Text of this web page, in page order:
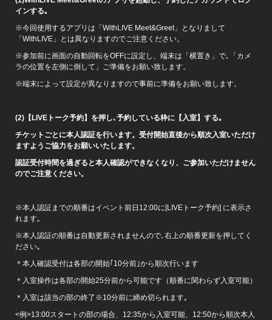
インする｡
※今回使用するアプリは「WithLIVE Meet&Greet」となりまして
「WithLIVE」とは異なりますのでご注意ください。
※参加前に画面の自動回転をOFFに設定し、端末は「横置き」で､「カメ
ラの位置を左側に倒して」ご準備をお願い致します。
※端末によって設定が異なりますので事前に準備をお願い致します。
(2) 【LIVEトーク予約】を押し､予約している枠に【入室】する｡
チケットごとに本人認証を行います。受付開始直後から順次入室いただけ
ますようご協力をお願いいたします。
認証受付時間を過ぎると本人確認ができなくなり、ご参加いただけません
のでご注意ください。
※本人認証までの順番はイベント前日12:00に[LIVEトーク予約] に表示さ
れます｡
※本人認証の順番は自動更新されませんので､右上の順番更新を押してく
ださい｡
＊本人確認受付は各部の開始｢10分前｣から順次行います
＊入室操作は各部の開始25分前から可能です（順番に関わらず入室可能）
＊入室は該当の部の終了※10分前に締め切られます｡
<例>13:00スタートの部の場合、12:35から入室可能、12:50から順次本人